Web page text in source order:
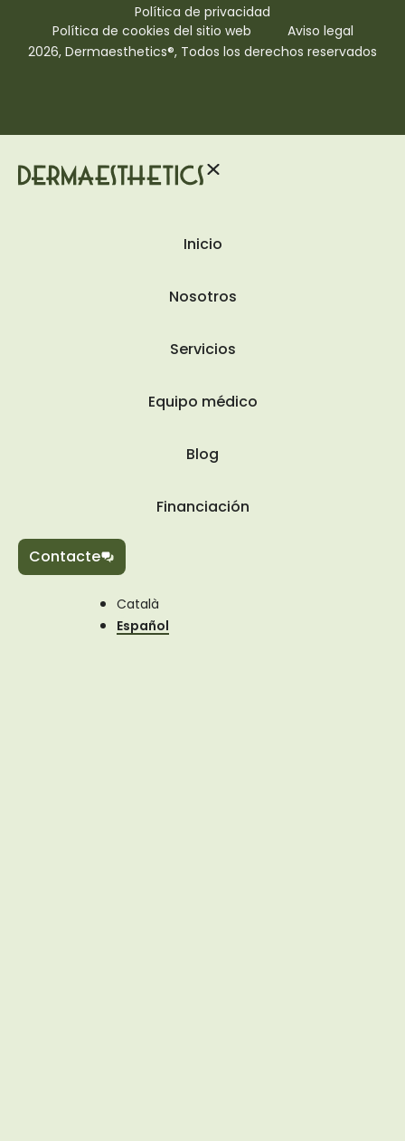
Política de privacidad
Política de cookies del sitio web
Aviso legal
2026, Dermaesthetics®, Todos los derechos reservados
Inicio
Nosotros
Servicios
Equipo médico
Blog
Financiación
Contacte
Català
Español